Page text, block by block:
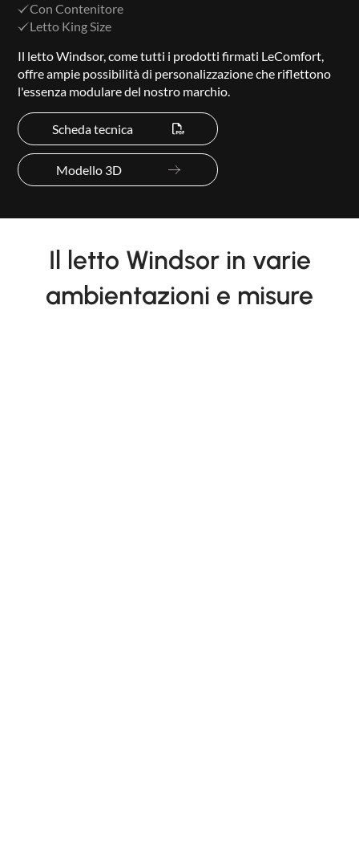
Con Contenitore
Letto King Size
Il letto Windsor, come tutti i prodotti firmati LeComfort,
offre ampie possibilità di personalizzazione che riflettono
l'essenza modulare del nostro marchio.
Scheda tecnica
Modello 3D
Il letto Windsor in varie
ambientazioni e misure